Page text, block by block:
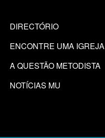
DIRECTÓRIO
ENCONTRE UMA IGREJA
A QUESTÃO METODISTA
NOTÍCIAS MU